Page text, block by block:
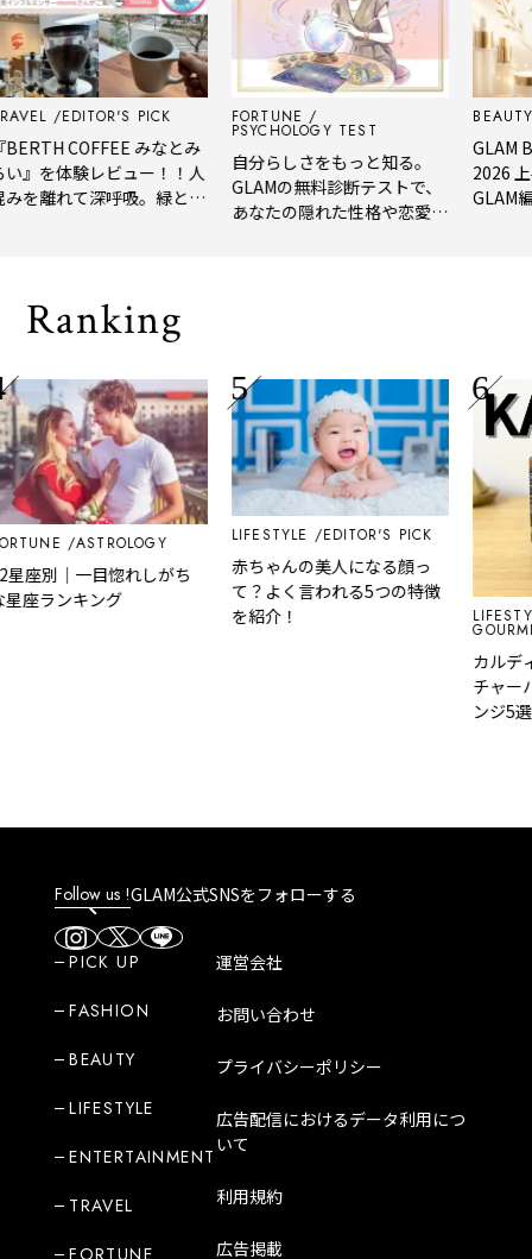
EDITOR'S PICK
COFFEE みなとみ
体験レビュー！！人
れて深呼吸。緑と
FORTUNE
PSYCHOLOGY TEST
自分らしさをもっと知る。
GLAMの無料診断テストで、
あなたの隠れた性格や恋愛タ
BEAUTY
GLAM
2026 上半期
GLAM編集部
年上半期の新
Ranking
ASTROLOGY
｜一目惚れしがち
ンキング
LIFESTYLE EDITOR'S PICK
赤ちゃんの美人になる顔っ
て？よく言われる5つの特徴
を紹介！
LIFESTYLE
カルディの
チャーハン
ンジ5選をレ
Follow us !GLAM公式SNSをフォローする
PICK UP
FASHION
BEAUTY
LIFESTYLE
ENTERTAINMENT
TRAVEL
FORTUNE
運営会社
お問い合わせ
プライバシーポリシー
広告配信におけるデータ利用につ
いて
利用規約
広告掲載